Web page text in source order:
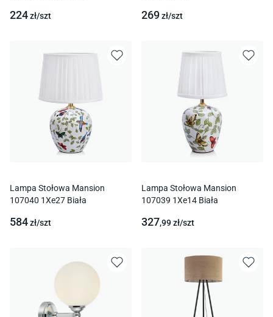
224zł/szt 269zł/szt
Lampa Stołowa Mansion
107040 1Xe27 Biała
584zł/szt
Lampa Stołowa Mansion
107039 1Xe14 Biała
327,99zł/szt